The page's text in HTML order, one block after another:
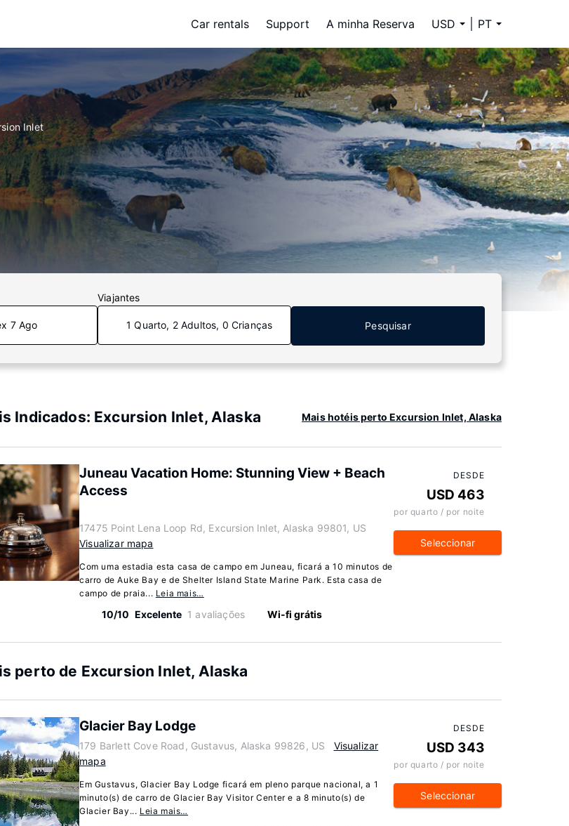
Car rentals Support A minha Reserva USD PT
Inlet
7 Ago
Viajantes
1 Quarto, 2 Adultos, 0 Crianças Pesquisar
Indicados: Excursion Inlet, Alaska Mais hotéis perto Excursion Inlet, Alaska
Juneau Vacation Home: Stunning View + Beach
Access
17475 Point Lena Loop Rd, Excursion Inlet, Alaska 99801, US
Visualizar mapa
Com uma estadia esta casa de campo em Juneau, ficará a 10 minutos de
carro de Auke Bay e de Shelter Island State Marine Park. Esta casa de
campo de praia... Leia mais…
10/10 Excelente 1 avaliações Wi-fi grátis
DESDE
USD 463
por quarto / por noite
Seleccionar
perto de Excursion Inlet, Alaska
Glacier Bay Lodge
179 Barlett Cove Road, Gustavus, Alaska 99826, US
Visualizar
mapa
Em Gustavus, Glacier Bay Lodge ficará em pleno parque nacional, a 1
minuto(s) de carro de Glacier Bay Visitor Center e a 8 minuto(s) de
Glacier Bay... Leia mais…
DESDE
USD 343
por quarto / por noite
Seleccionar